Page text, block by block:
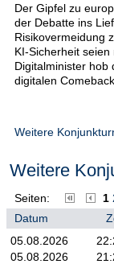
Der Gipfel zu
der Debatte ins
Risikovermeidung
KI-Sicherheit
Digitalminister hob
digitalen
Weitere
Weitere
Seiten: 1
Datum
05.08.2026
05.08.2026